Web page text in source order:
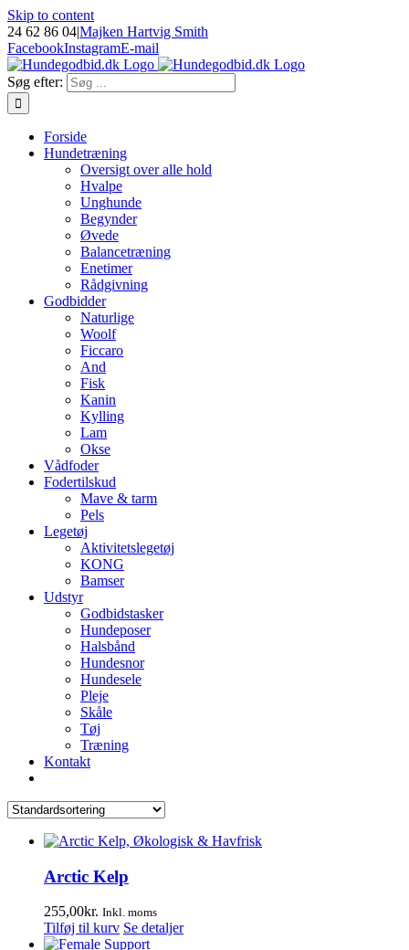
Skip to content
24 62 86 04|Majken Hartvig Smith
FacebookInstagramE-mail
Søg efter:
Forside
Hundetræning
Oversigt over alle hold
Hvalpe
Unghunde
Begynder
Øvede
Balancetræning
Enetimer
Rådgivning
Godbidder
Naturlige
Woolf
Ficcaro
And
Fisk
Kanin
Kylling
Lam
Okse
Vådfoder
Fodertilskud
Mave & tarm
Pels
Legetøj
Aktivitetslegetøj
KONG
Bamser
Udstyr
Godbidstasker
Hundeposer
Halsbånd
Hundesnor
Hundesele
Pleje
Skåle
Tøj
Træning
Kontakt
Arctic Kelp
255,00kr. Inkl. moms
Tilføj til kurv Se detaljer